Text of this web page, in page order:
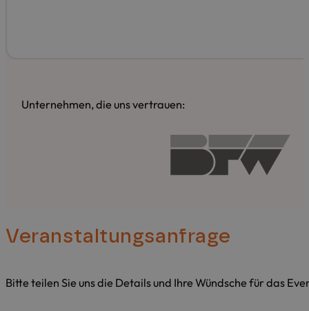
Unternehmen, die uns vertrauen:
Veranstaltungsanfrage
Bitte teilen Sie uns die Details und Ihre Wündsche für das